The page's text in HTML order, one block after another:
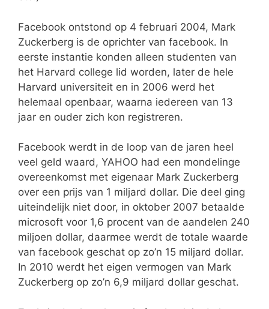
Facebook ontstond op 4 februari 2004, Mark
Zuckerberg is de oprichter van facebook. In
eerste instantie konden alleen studenten van
het Harvard college lid worden, later de hele
Harvard universiteit en in 2006 werd het
helemaal openbaar, waarna iedereen van 13
jaar en ouder zich kon registreren.
Facebook werdt in de loop van de jaren heel
veel geld waard, YAHOO had een mondelinge
overeenkomst met eigenaar Mark Zuckerberg
over een prijs van 1 miljard dollar. Die deel ging
uiteindelijk niet door, in oktober 2007 betaalde
microsoft voor 1,6 procent van de aandelen 240
miljoen dollar, daarmee werdt de totale waarde
van facebook geschat op zo’n 15 miljard dollar.
In 2010 werdt het eigen vermogen van Mark
Zuckerberg op zo’n 6,9 miljard dollar geschat.